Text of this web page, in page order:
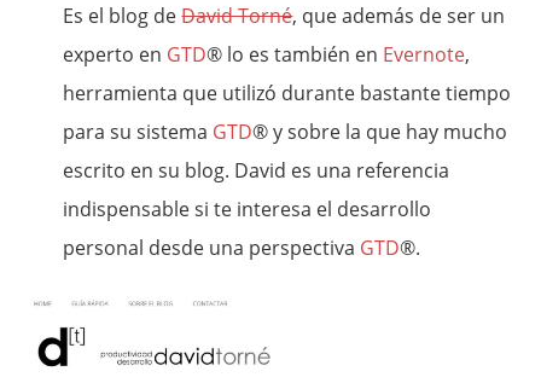
Es el blog deDavid Torné, que además de ser un
experto en GTD® lo es también en Evernote,
herramienta que utilizó durante bastante tiempo
para su sistema GTD® y sobre la que hay mucho
escrito en su blog. David es una referencia
indispensable si te interesa el desarrollo
personal desde una perspectiva GTD®.